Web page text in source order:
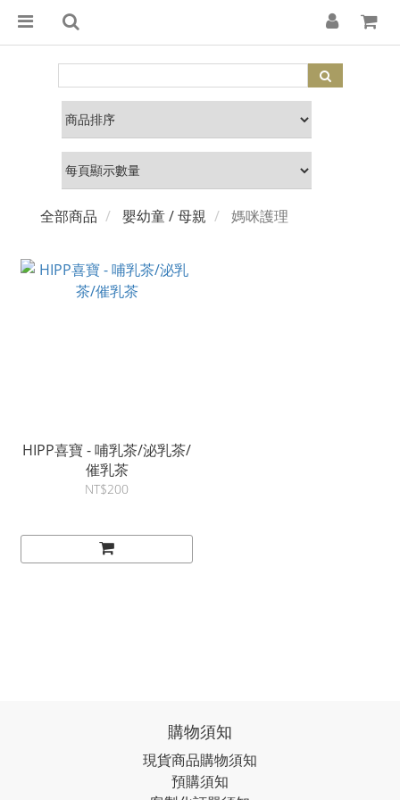
全部商品 嬰幼童 / 母親 媽咪護理
HIPP喜寶 - 哺乳茶/泌乳茶/
催乳茶
NT$200
購物須知
現貨商品購物須知
預購須知